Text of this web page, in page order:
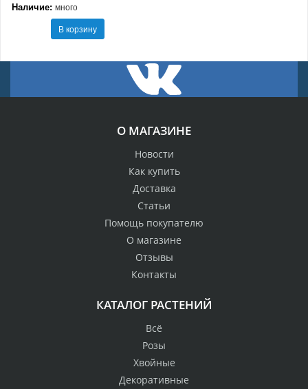
Наличие: много
В корзину
О МАГАЗИНЕ
Новости
Как купить
Доставка
Статьи
Помощь покупателю
О магазине
Отзывы
Контакты
КАТАЛОГ РАСТЕНИЙ
Всё
Розы
Хвойные
Декоративные